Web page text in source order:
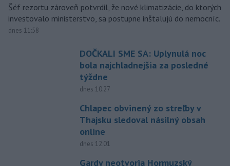
Šéf rezortu zároveň potvrdil, že nové klimatizácie, do ktorých
investovalo ministerstvo, sa postupne inštalujú do nemocníc.
dnes 11:58
DOČKALI SME SA: Uplynulá noc
bola najchladnejšia za posledné
týždne
dnes 10:27
Chlapec obvinený zo streľby v
Thajsku sledoval násilný obsah
online
dnes 12:01
Gardy neotvoria Hormuzský